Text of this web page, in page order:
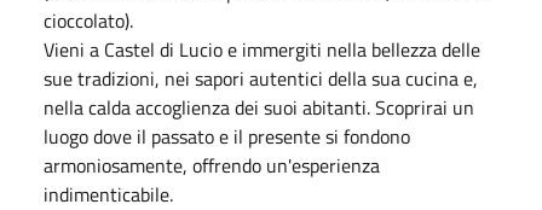
cioccolato).
Vieni a Castel di Lucio e immergiti nella bellezza delle
sue tradizioni, nei sapori autentici della sua cucina e,
nella calda accoglienza dei suoi abitanti. Scoprirai un
luogo dove il passato e il presente si fondono
armoniosamente, offrendo un'esperienza
indimenticabile.